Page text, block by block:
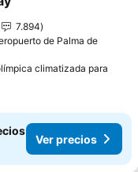
favoritos
7.894
de Palma de
climatizada para
Ver precios